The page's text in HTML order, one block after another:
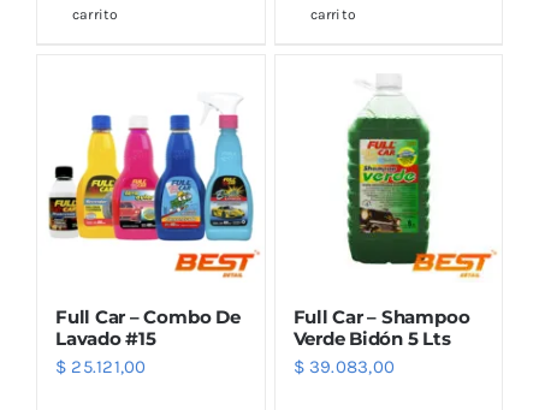
carrito
carrito
Full Car – Combo De
Lavado #15
$ 25.121,00
Full Car – Shampoo
Verde Bidón 5 Lts
$39.083,00